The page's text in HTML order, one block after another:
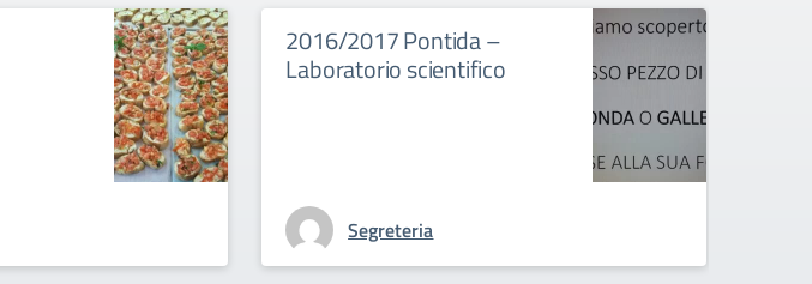
2016/2017 Pontida –
Laboratorio scientifico
Segreteria